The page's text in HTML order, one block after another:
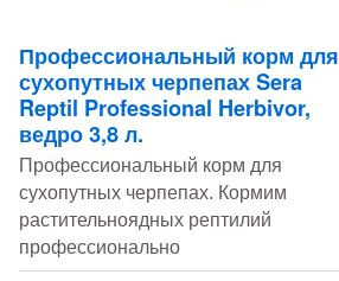
Профессиональный корм для
сухопутных черпепах Sera
Reptil Professional Herbivor,
ведро 3,8 л.
Профессиональный корм для
сухопутных черпепах. Кормим
растительноядных рептилий
профессионально